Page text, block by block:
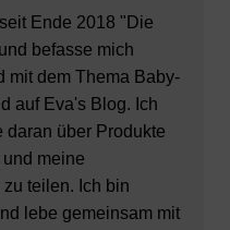
Ende 2018 "Die
befasse mich
mit dem Thema Baby-
auf Eva's Blog. Ich
daran über Produkte
meine
zu teilen. Ich bin
lebe gemeinsam mit